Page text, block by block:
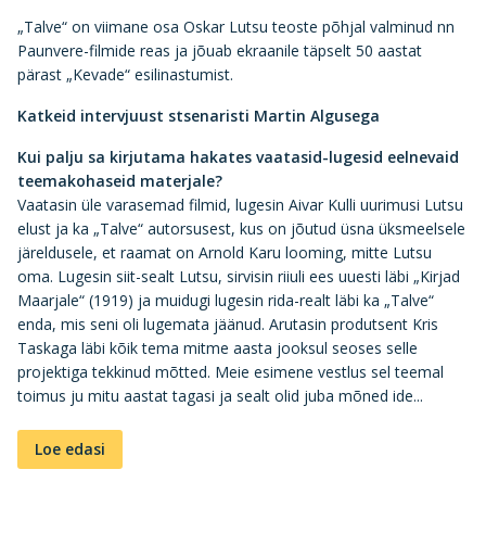
„Talve“ on viimane osa Oskar Lutsu teoste põhjal valminud nn
Paunvere-filmide reas ja jõuab ekraanile täpselt 50 aastat
pärast „Kevade“ esilinastumist.
Katkeid intervjuust stsenaristi Martin Algusega
Kui palju sa kirjutama hakates vaatasid-lugesid eelnevaid
teemakohaseid materjale?
Vaatasin üle varasemad filmid, lugesin Aivar Kulli uurimusi Lutsu
elust ja ka „Talve“ autorsusest, kus on jõutud üsna üksmeelsele
järeldusele, et raamat on Arnold Karu looming, mitte Lutsu
oma. Lugesin siit-sealt Lutsu, sirvisin riiuli ees uuesti läbi „Kirjad
Maarjale“ (1919) ja muidugi lugesin rida-realt läbi ka „Talve“
enda, mis seni oli lugemata jäänud. Arutasin produtsent Kris
Taskaga läbi kõik tema mitme aasta jooksul seoses selle
projektiga tekkinud mõtted. Meie esimene vestlus sel teemal
toimus ju mitu aastat tagasi ja sealt olid juba mõned ide...
Loe edasi